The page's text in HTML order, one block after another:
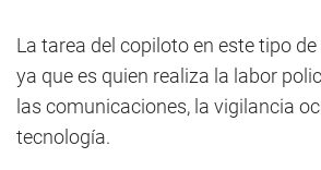
La tarea del copiloto en este tipo
ya que es quien realiza la labor
las comunicaciones, la vigilancia
tecnología.